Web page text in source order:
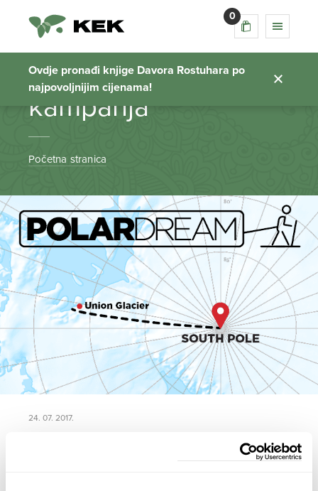
0
Ovdje pronađi knjige Davora Rostuhara po
najpovoljnijim cijenama!
uspješna
crowdfundung
kampanja
Početna stranica
24. 07. 2017.
Pokrenuli smo crowdfunding
kampanju Polarni san